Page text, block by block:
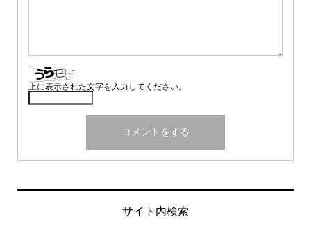
上に表示された文字を入力してください。
サイト内検索